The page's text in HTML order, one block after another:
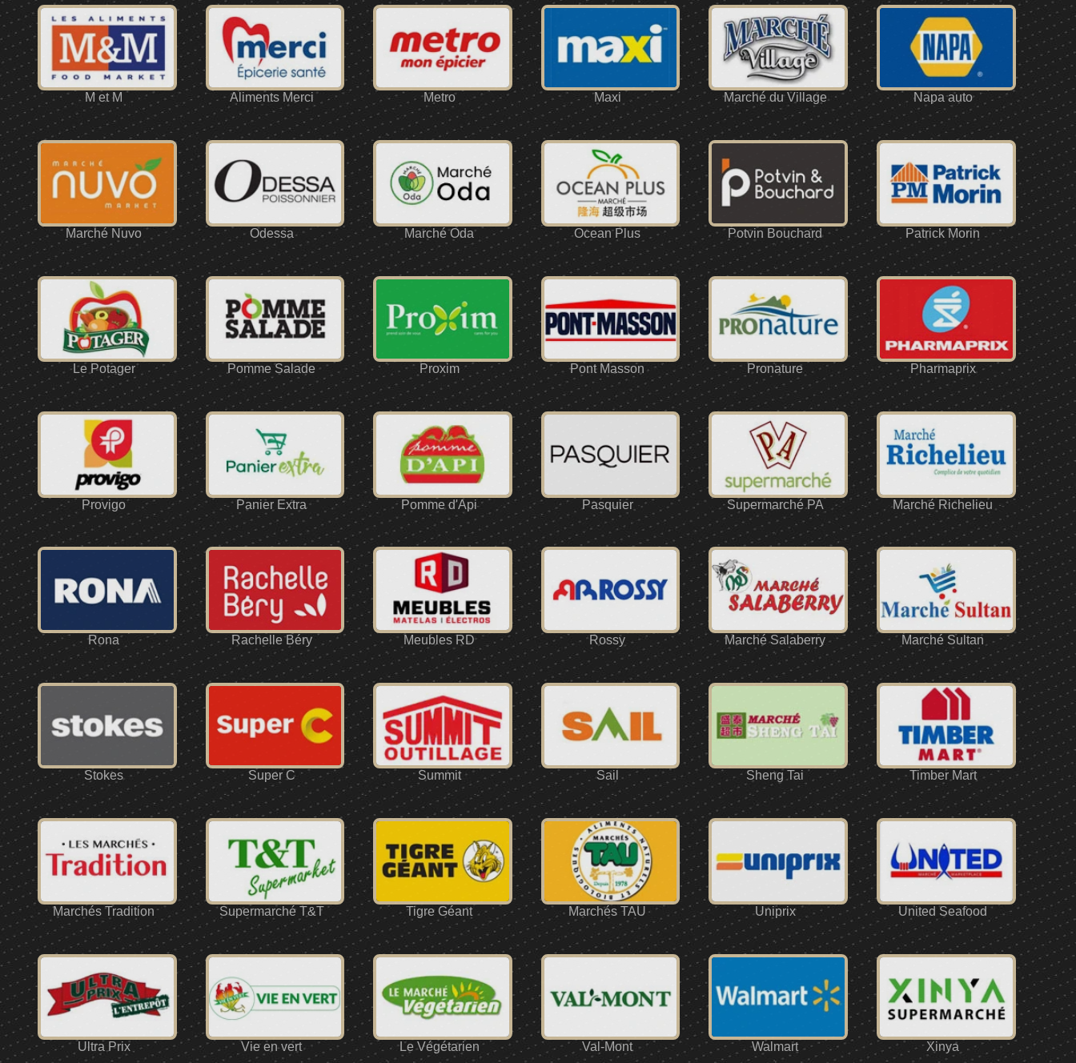
M et M Aliments Merci Metro Maxi Marché du Village Napa auto
Marché Nuvo Odessa Marché Oda Ocean Plus Potvin Bouchard Patrick Morin
Le Potager Pomme Salade Proxim Pont Masson Pronature Pharmaprix
Provigo Panier Extra Pomme d'Api Pasquier Supermarché PA Marché Richelieu
Rona Rachelle Béry Meubles RD Rossy Marché Salaberry Marché Sultan
Stokes Super C Summit Sail Sheng Tai Timber Mart
Marchés Tradition Supermarché T&T Tigre Géant Marchés TAU Uniprix United Seafood
Ultra Prix Vie en vert Le Végétarien Val-Mont Walmart Xinya